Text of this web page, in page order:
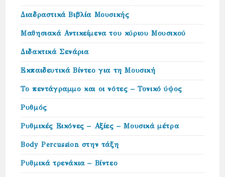
Διαδραστικά Βιβλία Μουσικής
Μαθησιακά Αντικείμενα του κύριου Μουσικού
Διδακτικά Σενάρια
Εκπαιδευτικά Βίντεο για τη Μουσική
Το πεντάγραμμο και οι νότες – Τονικό ύψος
Ρυθμός
Ρυθμικές Εικόνες – Αξίες – Μουσικά μέτρα
Body Percussion στην τάξη
Ρυθμικά τρενάκια – Βίντεο